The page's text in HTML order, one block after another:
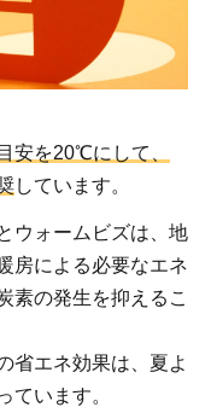
安を20℃にして、
しています。
ウォームビズは、地
房による必要なエネ
素の発生を抑えるこ
省エネ効果は、夏よ
ています。